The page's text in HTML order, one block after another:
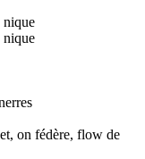
nique
nique
on fédère, flow de